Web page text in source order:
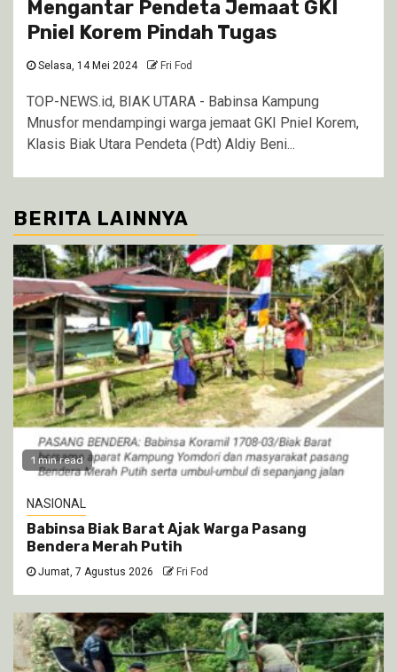
Mengantar Pendeta Jemaat GKI
Pniel Korem Pindah Tugas
Selasa, 14 Mei 2024 Fri Fod
TOP-NEWS.id, BIAK UTARA - Babinsa Kampung
Mnusfor mendampingi warga jemaat GKI Pniel Korem,
Klasis Biak Utara Pendeta (Pdt) Aldiy Beni...
BERITA LAINNYA
1 min read
NASIONAL
Babinsa Biak Barat Ajak Warga Pasang
Bendera Merah Putih
Jumat, 7 Agustus 2026 Fri Fod